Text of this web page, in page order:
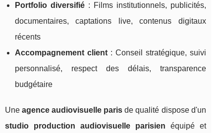
Portfolio diversifié: Films institutionnels, publicités,
documentaires, captations live, contenus digitaux
récents
Accompagnement client: Conseil stratégique, suivi
personnalisé, respect des délais, transparence
budgétaire
Uneagence audiovisuelle paris de qualité dispose d'un
studio production audiovisuelle parisien équipé et